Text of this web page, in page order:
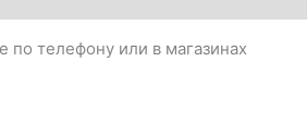
телефону или в магазинах